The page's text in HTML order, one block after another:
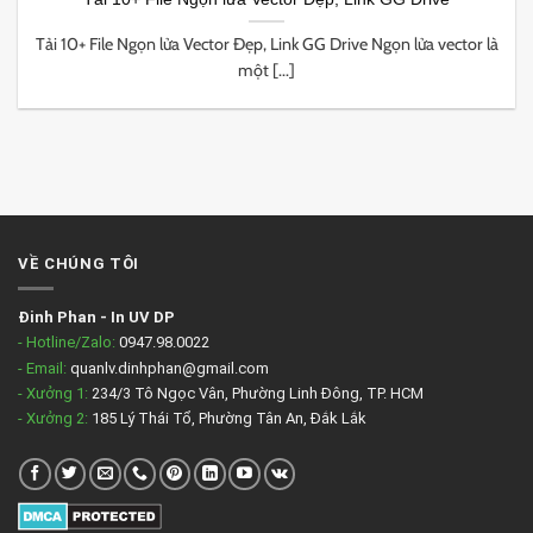
Tải 10+ File Ngọn lửa Vector Đẹp, Link GG Drive Ngọn lửa vector là
một [...]
VỀ CHÚNG TÔI
Đinh Phan - In UV DP
- Hotline/Zalo: 0947.98.0022
- Email: quanlv.dinhphan@gmail.com
- Xưởng 1: 234/3 Tô Ngọc Vân, Phường Linh Đông, TP. HCM
- Xưởng 2: 185 Lý Thái Tổ, Phường Tân An, Đắk Lắk